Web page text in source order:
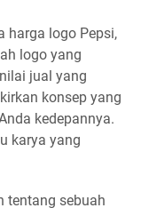
harga logo Pepsi,
logo yang
jual yang
konsep yang
kedepannya.
karya yang
tentang sebuah